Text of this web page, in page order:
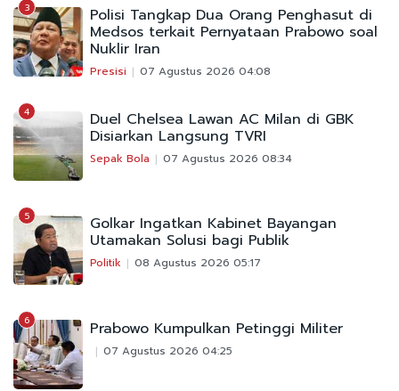
3 Polisi Tangkap Dua Orang Penghasut di
Medsos terkait Pernyataan Prabowo soal
Nuklir Iran
Presisi 07 Agustus 2026 04:08
4 Duel Chelsea Lawan AC Milan di GBK
Disiarkan Langsung TVRI
Sepak Bola 07 Agustus 2026 08:34
5 Golkar Ingatkan Kabinet Bayangan
Utamakan Solusi bagi Publik
Politik 08 Agustus 2026 05:17
6 Prabowo Kumpulkan Petinggi Militer
07 Agustus 2026 04:25